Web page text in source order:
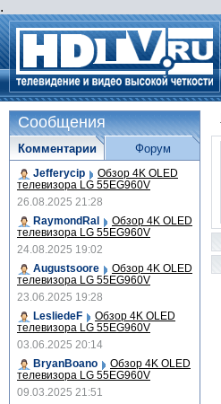
.
Сообщения
Комментарии
Jefferycip Обзор 4K OLED
телевизора LG 55EG960V
26.08.2025 21:28
RaymondRal
Обзор 4K OLED
телевизора LG 55EG960V
24.08.2025 19:02
Augustsoore
Обзор 4K OLED
телевизора LG 55EG960V
23.06.2025 19:28
LesliedeF
Обзор 4K OLED
телевизора LG 55EG960V
03.06.2025 20:14
BryanBoano
Обзор 4K OLED
телевизора LG 55EG960V
09.03.2025 21:51
Форум